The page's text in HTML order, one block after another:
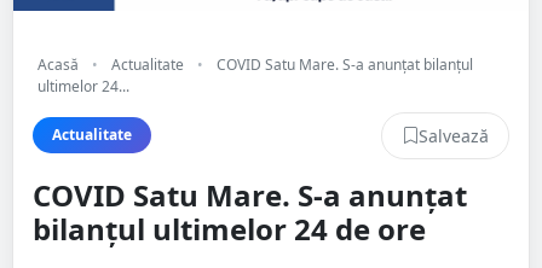
Acasă • Actualitate •
COVID Satu Mare. S-a anunțat bilanțul
ultimelor 24...
Actualitate Salvează
COVID Satu Mare. S-a anunțat
bilanțul ultimelor 24 de ore